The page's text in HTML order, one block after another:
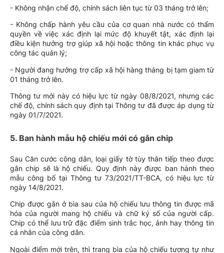
- Không nhận chế độ, chính sách liên tục từ 03 tháng trở lên;
- Không chấp hành yêu cầu của cơ quan nhà nước có thẩm
quyền về việc xác định lại mức độ khuyết tật, xác định lại
điều kiện hưởng trợ giúp xã hội hoặc thông tin khác phục vụ
công tác quản lý;
- Người đang hưởng trợ cấp xã hội hàng tháng bị tạm giam từ
01 tháng trở lên.
Thông tư mới này có hiệu lực từ ngày 08/8/2021, nhưng các
chế độ, chính sách quy định tại Thông tư đã được áp dụng từ
ngày 01/7/2021.
5. Ban hành mẫu hộ chiếu mới có gắn chip
Sau Căn cước công dân, loại giấy tờ tùy thân tiếp theo được
gắn chip sẽ là hộ chiếu. Quy định này được ban hành theo
mẫu công bố tại Thông tư 73/2021/TT-BCA, có hiệu lực từ
ngày 14/8/2021.
Chip được gắn ở bìa sau của hộ chiếu lưu thông tin được mã
hóa của người mang hộ chiếu và chữ ký số của người cấp.
Chip có thể lưu trữ đặc điểm sinh trắc học, ảnh hay thông tin
cá nhân của công dân.
Ngoài điểm mới trên, thì trang bìa của hộ chiếu tương tự như